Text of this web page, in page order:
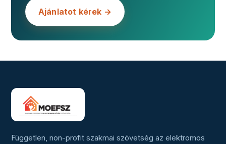
Ajánlatot kérek →
Független, non-profit szakmai szövetség az elektromos